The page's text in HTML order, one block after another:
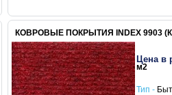
КОВРОВЫЕ ПОКРЫТИЯ INDEX 9903
Цена в
м2
Тип -